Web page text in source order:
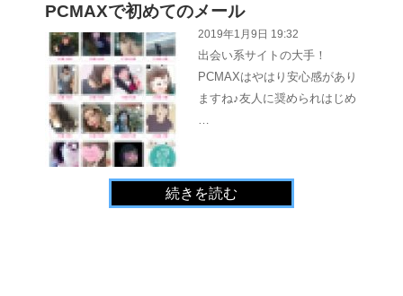
PCMAXで初めてのメール
2019年1月9日 19:32
出会い系サイトの大手！
PCMAXはやはり安心感があり
ますね♪友人に奨められはじめ
続きを読む